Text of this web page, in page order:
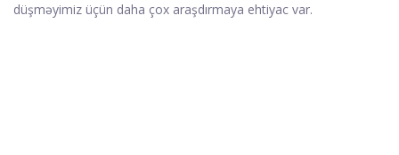
düşməyimiz üçün daha çox araşdırmaya ehtiyac var.